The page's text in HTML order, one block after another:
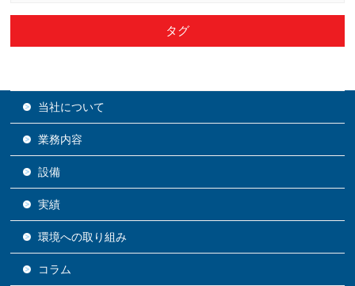
タグ
当社について
業務内容
設備
実績
環境への取り組み
コラム